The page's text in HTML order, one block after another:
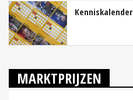
Kenniskalender
MARKTPRIJZEN